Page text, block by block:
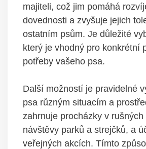
majiteli, což jim pomáhá
dovednosti a zvyšuje jejich
ostatním ⁤psům. Je ‍důležité
který je vhodný pro konkrétní
potřeby vašeho ⁢psa.
Další možností je ‌pravidelné
psa různým situacím a
zahrnuje procházky v rušných
návštěvy parků a strejčků, a
veřejných akcích. Tímto